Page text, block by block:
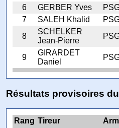
6
GERBER Yves
7
SALEH Khalid
8
SCHELKER
Jean-Pierre
9
GIRARDET
Daniel
Résultats provisoires
Rang Tireur